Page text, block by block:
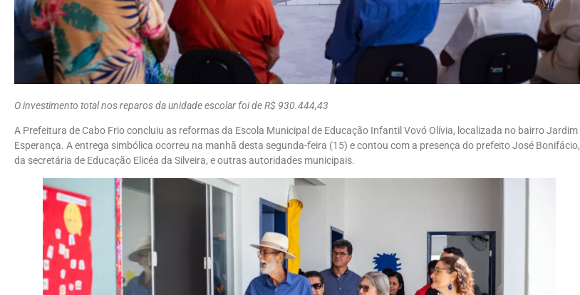
O investimento total nos reparos da unidade escolar foi de R$ 930.444,43
A Prefeitura de Cabo Frio concluiu as reformas da Escola Municipal de Educação Infantil Vovó Olívia, localizada no bairro Jardim
Esperança. A entrega simbólica ocorreu na manhã desta segunda-feira (15) e contou com a presença do prefeito José Bonifácio,
da secretária de Educação Elicéa da Silveira, e outras autoridades municipais.